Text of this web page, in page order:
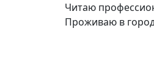
Читаю
Проживаю в